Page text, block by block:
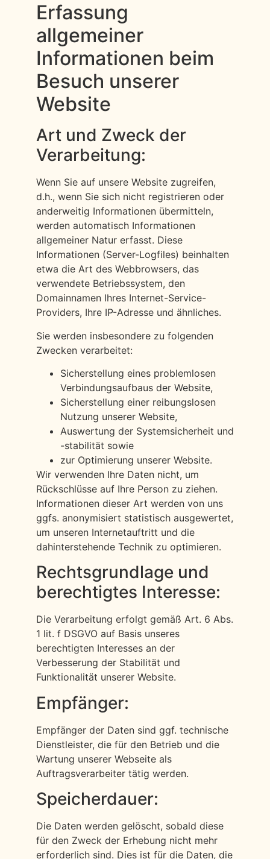
Erfassung
allgemeiner
Informationen beim
Besuch unserer
Website
Art und Zweck der
Verarbeitung:
Wenn Sie auf unsere Website zugreifen,
d.h., wenn Sie sich nicht registrieren oder
anderweitig Informationen übermitteln,
werden automatisch Informationen
allgemeiner Natur erfasst. Diese
Informationen (Server-Logfiles) beinhalten
etwa die Art des Webbrowsers, das
verwendete Betriebssystem, den
Domainnamen Ihres Internet-Service-
Providers, Ihre IP-Adresse und ähnliches.
Sie werden insbesondere zu folgenden
Zwecken verarbeitet:
Sicherstellung eines problemlosen
Verbindungsaufbaus der Website,
Sicherstellung einer reibungslosen
Nutzung unserer Website,
Auswertung der Systemsicherheit und
-stabilität sowie
zur Optimierung unserer Website.
Wir verwenden Ihre Daten nicht, um
Rückschlüsse auf Ihre Person zu ziehen.
Informationen dieser Art werden von uns
ggfs. anonymisiert statistisch ausgewertet,
um unseren Internetauftritt und die
dahinterstehende Technik zu optimieren.
Rechtsgrundlage und
berechtigtes Interesse:
Die Verarbeitung erfolgt gemäß Art. 6 Abs.
1 lit. f DSGVO auf Basis unseres
berechtigten Interesses an der
Verbesserung der Stabilität und
Funktionalität unserer Website.
Empfänger:
Empfänger der Daten sind ggf. technische
Dienstleister, die für den Betrieb und die
Wartung unserer Webseite als
Auftragsverarbeiter tätig werden.
Speicherdauer:
Die Daten werden gelöscht, sobald diese
für den Zweck der Erhebung nicht mehr
erforderlich sind. Dies ist für die Daten, die